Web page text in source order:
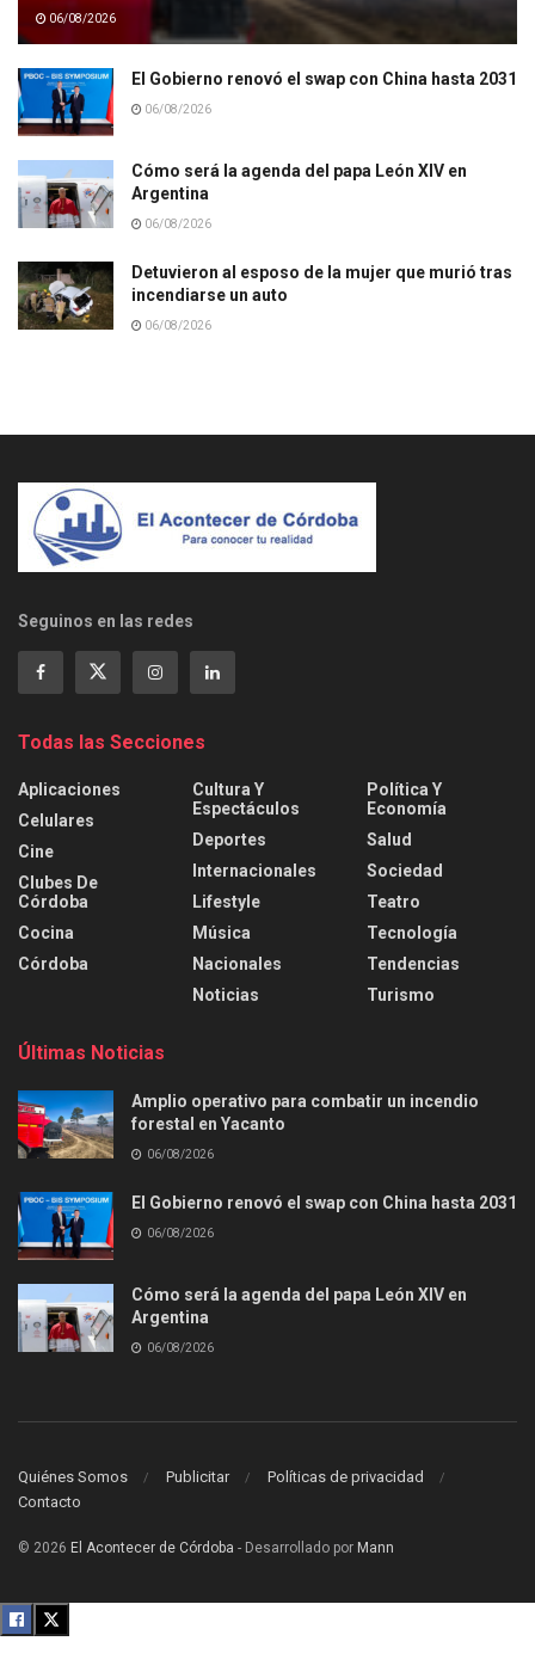
06/08/2026
El Gobierno renovó el swap con China hasta 2031
06/08/2026
Cómo será la agenda del papa León XIV en
Argentina
06/08/2026
Detuvieron al esposo de la mujer que murió tras
incendiarse un auto
06/08/2026
Seguinos en las redes
Todas las Secciones
Aplicaciones
Celulares
Cine
Clubes De
Córdoba
Cocina
Córdoba
Cultura Y
Espectáculos
Deportes
Internacionales
Lifestyle
Música
Nacionales
Noticias
Política Y
Economía
Salud
Sociedad
Teatro
Tecnología
Tendencias
Turismo
Últimas Noticias
Amplio operativo para combatir un incendio
forestal en Yacanto
06/08/2026
El Gobierno renovó el swap con China hasta 2031
06/08/2026
Cómo será la agenda del papa León XIV en
Argentina
06/08/2026
Quiénes Somos Publicitar
Políticas de privacidad
Contacto
© 2026 El Acontecer de Córdoba - Desarrollado por Mann